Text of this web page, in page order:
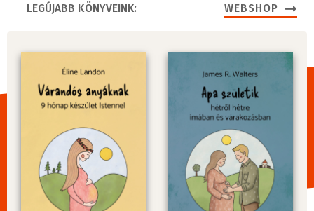
LEGÚJABB KÖNYVEINK: WEBSHOP